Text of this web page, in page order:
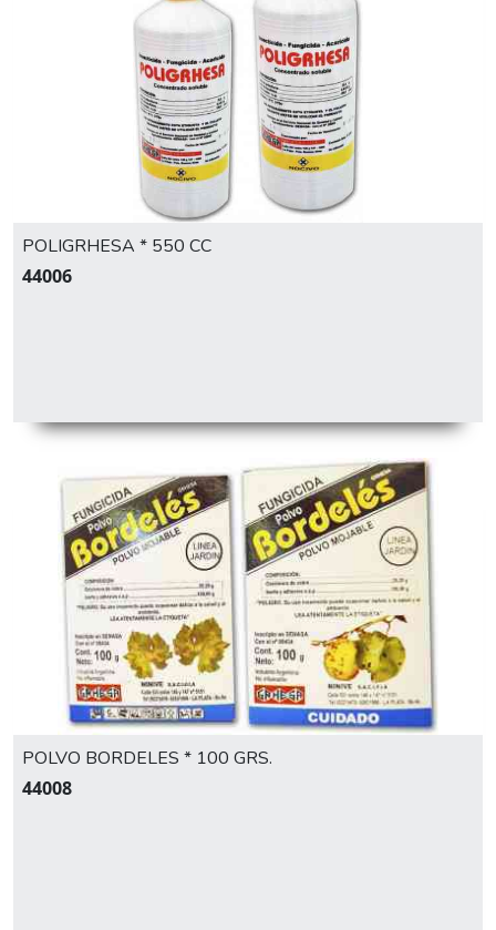
POLIGRHESA * 550 CC
44006
POLVO BORDELES * 100 GRS.
44008